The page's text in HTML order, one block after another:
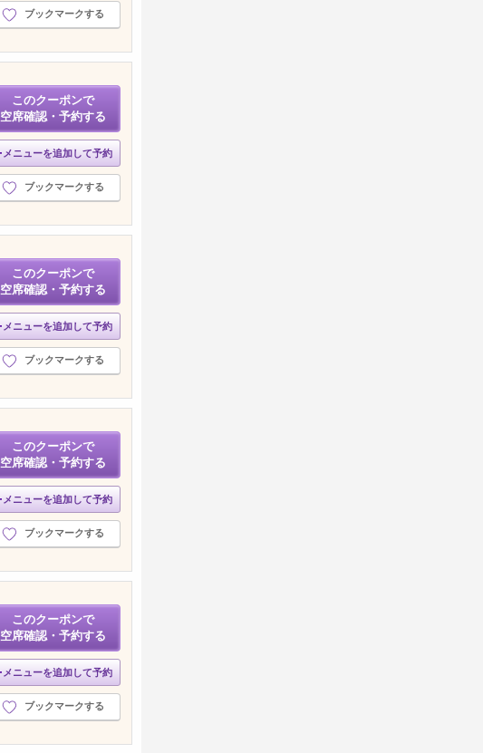
ブックマークする
このクーポンで
空席確認・予約する
メニューを追加して予約
ブックマークする
このクーポンで
空席確認・予約する
メニューを追加して予約
ブックマークする
このクーポンで
空席確認・予約する
メニューを追加して予約
ブックマークする
このクーポンで
空席確認・予約する
メニューを追加して予約
ブックマークする